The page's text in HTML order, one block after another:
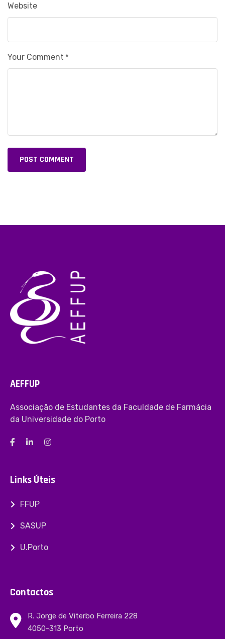
Website
Your Comment *
POST COMMENT
AEFFUP
Associação de Estudantes da Faculdade de Farmácia
da Universidade do Porto
Links Úteis
FFUP
SASUP
U.Porto
Contactos
R. Jorge de Viterbo Ferreira 228
4050-313 Porto